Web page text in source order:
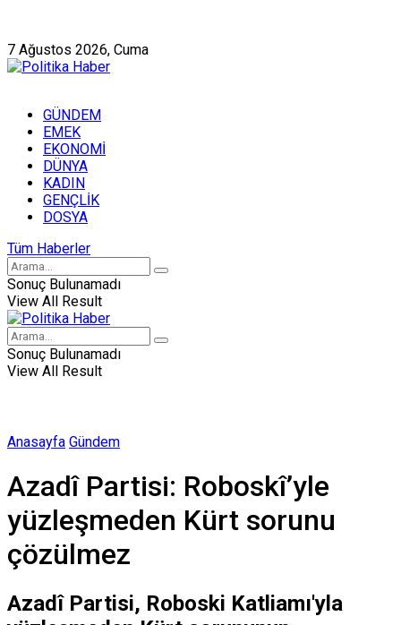
7 Ağustos 2026, Cuma
GÜNDEM
EMEK
EKONOMİ
DÜNYA
KADIN
GENÇLİK
DOSYA
Tüm Haberler
Sonuç Bulunamadı
View All Result
Sonuç Bulunamadı
View All Result
Anasayfa Gündem
Azadî Partisi: Roboskî’yle
yüzleşmeden Kürt sorunu
çözülmez
Azadî Partisi, Roboski Katliamı'yla